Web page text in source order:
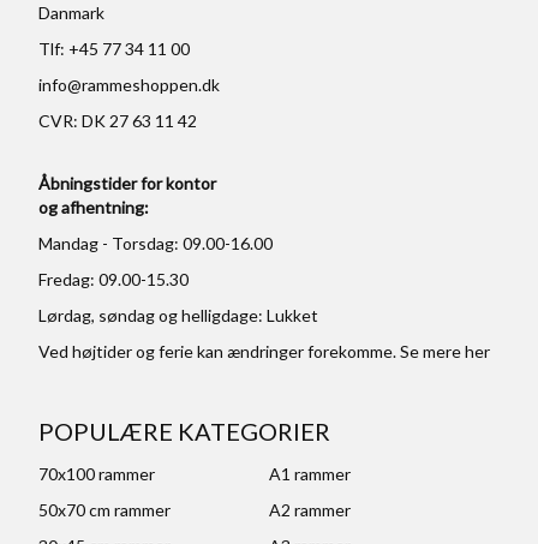
Danmark
Tlf: +45 77 34 11 00
info@rammeshoppen.dk
CVR: DK 27 63 11 42
Åbningstider for kontor
og afhentning:
Mandag - Torsdag: 09.00-16.00
Fredag: 09.00-15.30
Lørdag, søndag og helligdage: Lukket
Ved højtider og ferie kan ændringer forekomme. Se mereher
POPULÆRE KATEGORIER
70x100 rammer
A1 rammer
50x70 cm rammer
A2 rammer